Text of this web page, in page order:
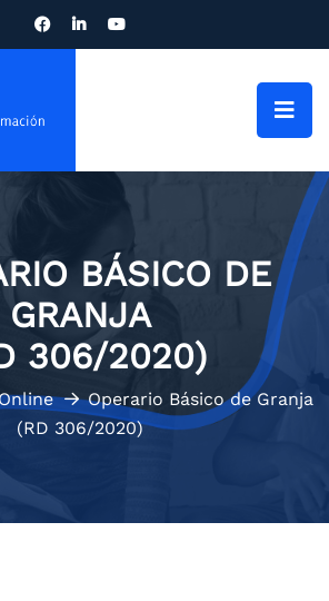
BÁSICO DE
GRANJA
306/2020)
Operario Básico de Granja
(RD 306/2020)